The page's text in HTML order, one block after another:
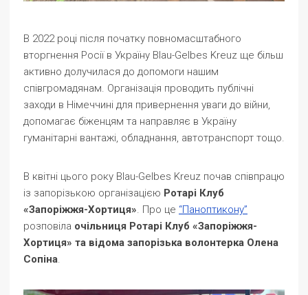
В 2022 році після початку повномасштабного
вторгнення Росії в Україну Blau-Gelbes Kreuz ще більш
активно долучилася до допомоги нашим
співгромадянам. Організація проводить публічні
заходи в Німеччині для привернення уваги до війни,
допомагає біженцям та направляє в Україну
гуманітарні вантажі, обладнання, автотранспорт тощо.
В квітні цього року Blau-Gelbes Kreuz почав співпрацю
із запорізькою організацією Ротарі Клуб
«Запоріжжя-Хортиця». Про це “Паноптикону”
розповіла очільниця Ротарі Клуб «Запоріжжя-
Хортиця» та відома запорізька волонтерка Олена
Сопіна.